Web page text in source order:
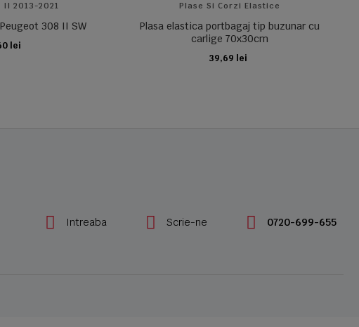
2013-2021
308 II SW
lei
IN COS
Plase Si Corzi Elastice
Plasa elastica portbagaj tip buzunar cu
carlige 70x30cm
39,69 lei
ADAUGA IN COS
Intreaba Scrie-ne 0720-699-655